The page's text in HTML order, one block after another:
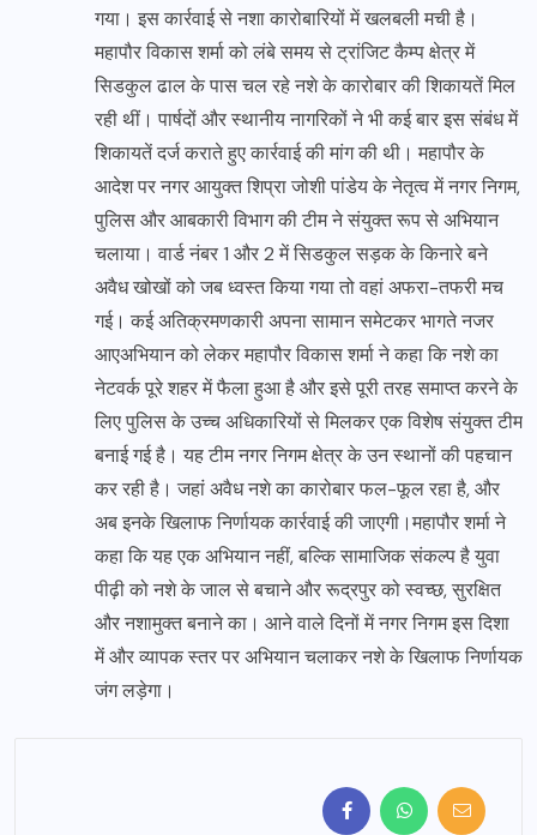
गया। इस कार्रवाई से नशा कारोबारियों में खलबली मची है।
महापौर विकास शर्मा को लंबे समय से ट्रांजिट कैम्प क्षेत्र में
सिडकुल ढाल के पास चल रहे नशे के कारोबार की शिकायतें मिल
रही थीं। पार्षदों और स्थानीय नागरिकों ने भी कई बार इस संबंध में
शिकायतें दर्ज कराते हुए कार्रवाई की मांग की थी। महापौर के
आदेश पर नगर आयुक्त शिप्रा जोशी पांडेय के नेतृत्व में नगर निगम,
पुलिस और आबकारी विभाग की टीम ने संयुक्त रूप से अभियान
चलाया। वार्ड नंबर 1 और 2 में सिडकुल सड़क के किनारे बने
अवैध खोखों को जब ध्वस्त किया गया तो वहां अफरा-तफरी मच
गई। कई अतिक्रमणकारी अपना सामान समेटकर भागते नजर
आएअभियान को लेकर महापौर विकास शर्मा ने कहा कि नशे का
नेटवर्क पूरे शहर में फैला हुआ है और इसे पूरी तरह समाप्त करने के
लिए पुलिस के उच्च अधिकारियों से मिलकर एक विशेष संयुक्त टीम
बनाई गई है। यह टीम नगर निगम क्षेत्र के उन स्थानों की पहचान
कर रही है। जहां अवैध नशे का कारोबार फल-फूल रहा है, और
अब इनके खिलाफ निर्णायक कार्रवाई की जाएगी।महापौर शर्मा ने
कहा कि यह एक अभियान नहीं, बल्कि सामाजिक संकल्प है युवा
पीढ़ी को नशे के जाल से बचाने और रूद्रपुर को स्वच्छ, सुरक्षित
और नशामुक्त बनाने का। आने वाले दिनों में नगर निगम इस दिशा
में और व्यापक स्तर पर अभियान चलाकर नशे के खिलाफ निर्णायक
जंग लड़ेगा।